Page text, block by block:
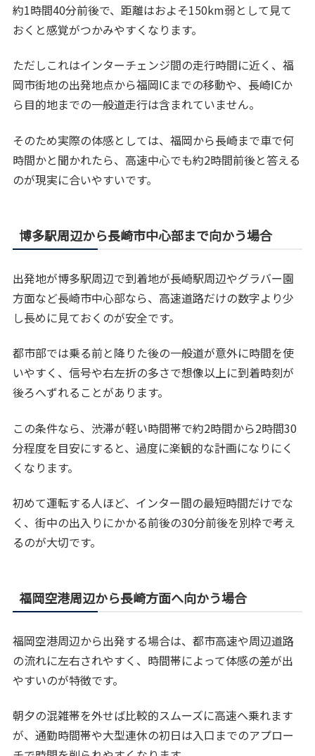
約1時間40分前後で、距離はおよそ150km弱として見て
おくと感覚がつかみやすくなります。
ただしこれはインターチェンジ間の走行時間に近く、福
岡市街地の出発地点から福岡ICまでの移動や、長崎ICか
ら目的地までの一般道走行は含まれていません。
そのため実際の体感としては、福岡から長崎まで車で何
時間かと聞かれたら、高速中心でも約2時間前後と答える
のが現実に合いやすいです。
博多駅周辺から長崎市中心部まで向かう場合
出発地が博多駅周辺で到着地が長崎駅周辺やグラバー園
方面など長崎市中心部なら、高速道路だけの数字より少
し長めに見ておくのが安全です。
都市部では乗る前と降りた後の一般道が意外に時間を使
いやすく、信号や右左折の多さで想像以上に到着時刻が
後ろへずれることがあります。
この条件なら、渋滞が軽い時間帯で約2時間から2時間30
分程度を目安にすると、過度に楽観的な計画になりにく
くなります。
初めて運転する人ほど、インター間の最短時間だけでな
く、街中の出入りにかかる前後の30分前後を別枠で考え
るのが大切です。
福岡空港周辺から長崎方面へ向かう場合
福岡空港周辺から出発する場合は、都市高速や周辺道路
の流れに左右されやすく、時間帯によって体感の差が出
やすいのが特徴です。
朝夕の混雑帯を外せば比較的スムーズに高速へ乗れます
が、通勤時間帯や大型連休の初日は入口までのアプロー